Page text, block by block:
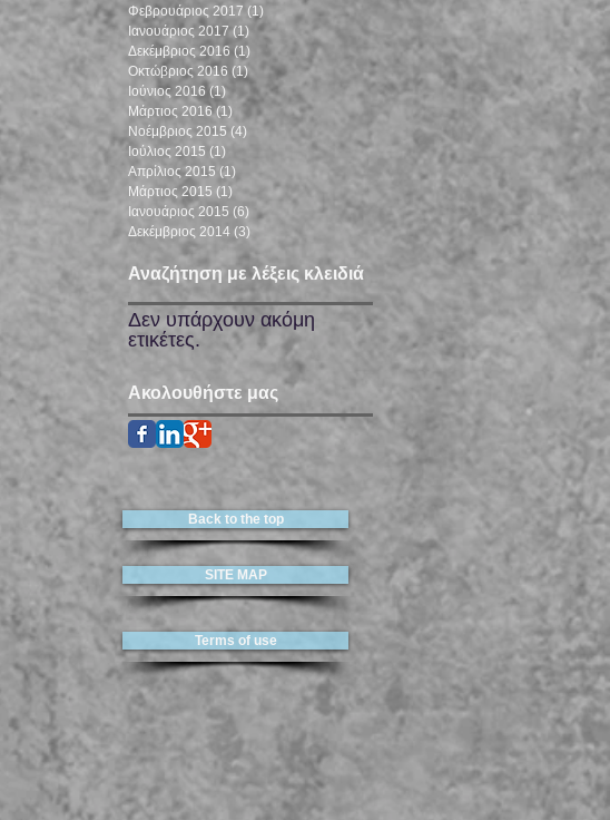
Φεβρουάριος 2017 (1) 1 Ανάρτηση
Ιανουάριος 2017 (1) 1 Ανάρτηση
Δεκέμβριος 2016 (1) 1 Ανάρτηση
Οκτώβριος 2016 (1) 1 Ανάρτηση
Ιούνιος 2016 (1)1 Ανάρτηση
Μάρτιος 2016 (1) 1 Ανάρτηση
Νοέμβριος 2015 (4)
Ιούλιος 2015 (1)
Απρίλιος 2015 (1)
Μάρτιος 2015 (1) 1 Ανάρτηση
Ιανουάριος 2015 (6) 6 Αναρτήσεις
Δεκέμβριος 2014 (3)
Αναζήτηση με λέξεις κλειδιά
Δεν υπάρχουν ακόμη
ετικέτες.
Ακολουθήστε μας
Terms of use
SITE MAP
Back to the top